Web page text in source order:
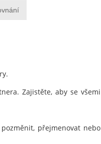
Zajistěte, aby se všemi
přejmenovat nebo